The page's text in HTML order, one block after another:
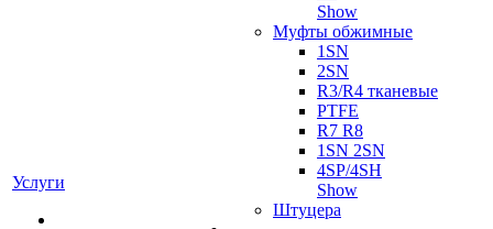
Услуги
Show
Муфты обжимные
1SN
2SN
R3/R4 тканевые
PTFE
R7 R8
1SN 2SN
4SP/4SH
Show
Штуцера